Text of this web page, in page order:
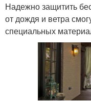
Надежно защитить
от дождя и ветра
специальных